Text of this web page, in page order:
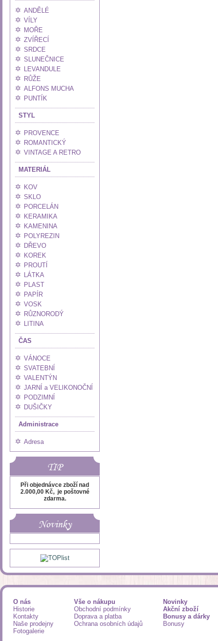
ANDĚLÉ
VÍLY
MOŘE
ZVÍŘECÍ
SRDCE
SLUNEČNICE
LEVANDULE
RŮŽE
ALFONS MUCHA
PUNTÍK
STYL
PROVENCE
ROMANTICKÝ
VINTAGE A RETRO
MATERIÁL
KOV
SKLO
PORCELÁN
KERAMIKA
KAMENINA
POLYREZIN
DŘEVO
KOREK
PROUTÍ
LÁTKA
PLAST
PAPÍR
VOSK
RŮZNORODÝ
LITINA
ČAS
VÁNOCE
SVATEBNÍ
VALENTÝN
JARNÍ a VELIKONOČNÍ
PODZIMNÍ
DUŠIČKY
Administrace
Adresa
TIP
Při objednávce zboží nad
2.000,00 Kč, je poštovné
zdarma.
Novinky
O nás
Historie
Kontakty
Naše prodejny
Fotogalerie
Vše o nákupu
Obchodní podmínky
Doprava a platba
Ochrana osobních údajů
Novinky
Akční zboží
Bonusy a dárky
Bonusy